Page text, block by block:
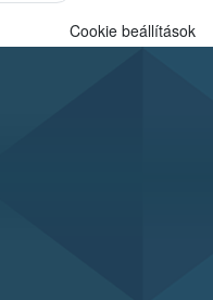
Cookie beállítások